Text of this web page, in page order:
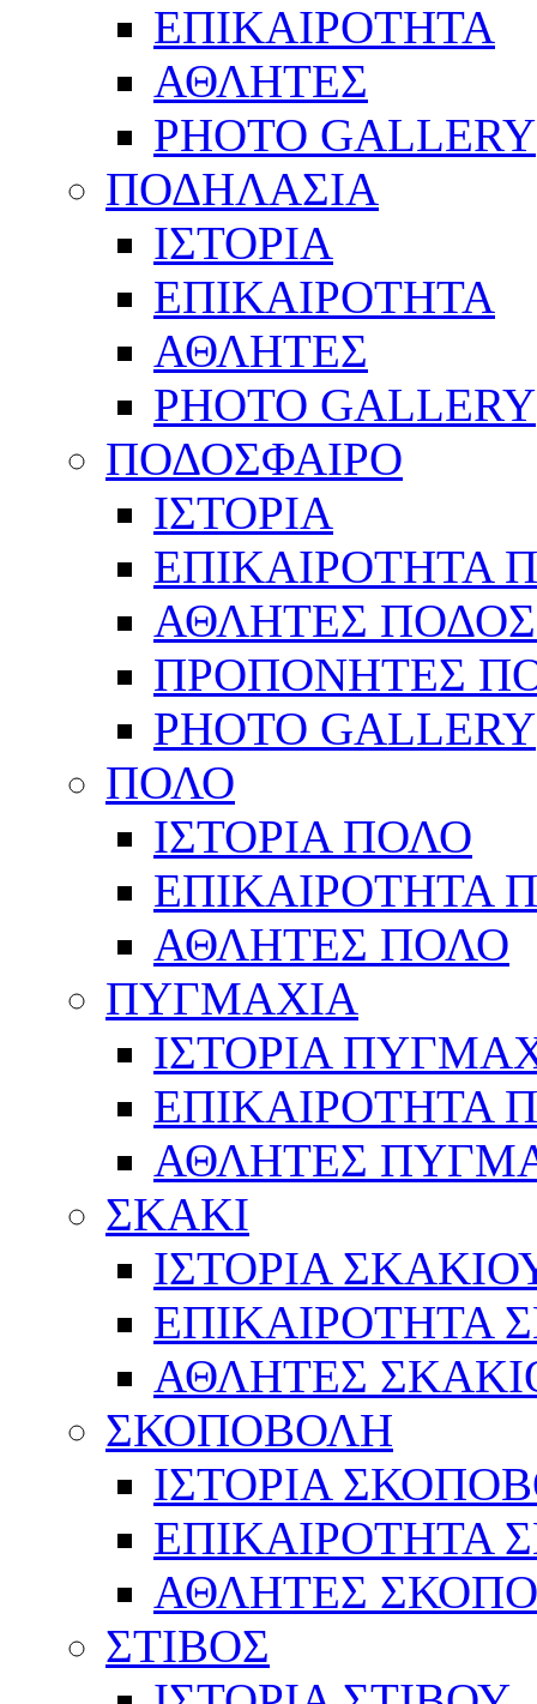
ΕΠΙΚΑΙΡΟΤΗΤΑ
ΑΘΛΗΤΕΣ
PHOTO GALLERY
ΠΟΔΗΛΑΣΙΑ
ΙΣΤΟΡΙΑ
ΕΠΙΚΑΙΡΟΤΗΤΑ
ΑΘΛΗΤΕΣ
PHOTO GALLERY
ΠΟΔΟΣΦΑΙΡΟ
ΙΣΤΟΡΙΑ
ΕΠΙΚΑΙΡΟΤΗΤΑ
ΑΘΛΗΤΕΣ
ΠΡΟΠΟΝΗΤΕΣ
PHOTO GALLERY
ΠΟΛΟ
ΙΣΤΟΡΙΑ ΠΟΛΟ
ΕΠΙΚΑΙΡΟΤΗΤΑ
ΑΘΛΗΤΕΣ ΠΟΛΟ
ΠΥΓΜΑΧΙΑ
ΙΣΤΟΡΙΑ
ΕΠΙΚΑΙΡΟΤΗΤΑ
ΑΘΛΗΤΕΣ
ΣΚΑΚΙ
ΙΣΤΟΡΙΑ
ΕΠΙΚΑΙΡΟΤΗΤΑ
ΑΘΛΗΤΕΣ
ΣΚΟΠΟΒΟΛΗ
ΙΣΤΟΡΙΑ
ΕΠΙΚΑΙΡΟΤΗΤΑ
ΑΘΛΗΤΕΣ
ΣΤΙΒΟΣ